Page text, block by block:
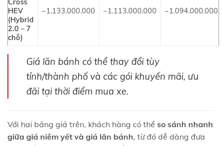
Cross
HEV
(Hybrid
2.0 – 7
chỗ)
~1.133.000.000 ~1.113.000.000 ~1.094.000.000
Giá lăn bánh có thể thay đổi tùy
tỉnh/thành phố và các gói khuyến mãi, ưu
đãi tại thời điểm mua xe.
Với hai bảng giá trên, khách hàng có thể so sánh nhanh
giữa giá niêm yết và giá lăn bánh, từ đó dễ dàng đưa